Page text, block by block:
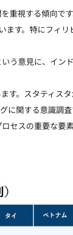
重視する傾向です
ます。特にフィリ
う意見に、イン
す。スタティス
に関する意識調
セスの重要な要